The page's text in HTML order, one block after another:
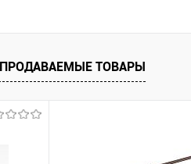
ТОВАРЫ